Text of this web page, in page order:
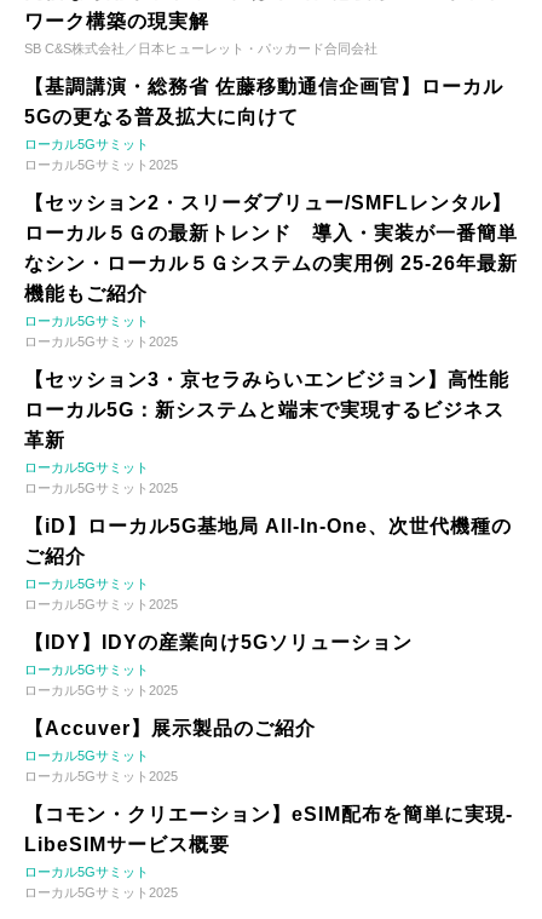
ワーク構築の現実解
SB C&S株式会社／日本ヒューレット・パッカード合同会社
【基調講演・総務省 佐藤移動通信企画官】ローカル
5Gの更なる普及拡大に向けて
ローカル5Gサミット
ローカル5Gサミット2025
【セッション2・スリーダブリュー/SMFLレンタル】
ローカル５Ｇの最新トレンド 導入・実装が一番簡単
なシン・ローカル５Ｇシステムの実用例 25-26年最新
機能もご紹介
ローカル5Gサミット
ローカル5Gサミット2025
【セッション3・京セラみらいエンビジョン】高性能
ローカル5G：新システムと端末で実現するビジネス
革新
ローカル5Gサミット
ローカル5Gサミット2025
【iD】ローカル5G基地局 All-In-One、次世代機種の
ご紹介
ローカル5Gサミット
ローカル5Gサミット2025
【IDY】IDYの産業向け5Gソリューション
ローカル5Gサミット
ローカル5Gサミット2025
【Accuver】展示製品のご紹介
ローカル5Gサミット
ローカル5Gサミット2025
【コモン・クリエーション】eSIM配布を簡単に実現-
LibeSIMサービス概要
ローカル5Gサミット
ローカル5Gサミット2025